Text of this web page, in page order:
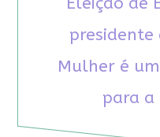
presidente
Mulher é
para a